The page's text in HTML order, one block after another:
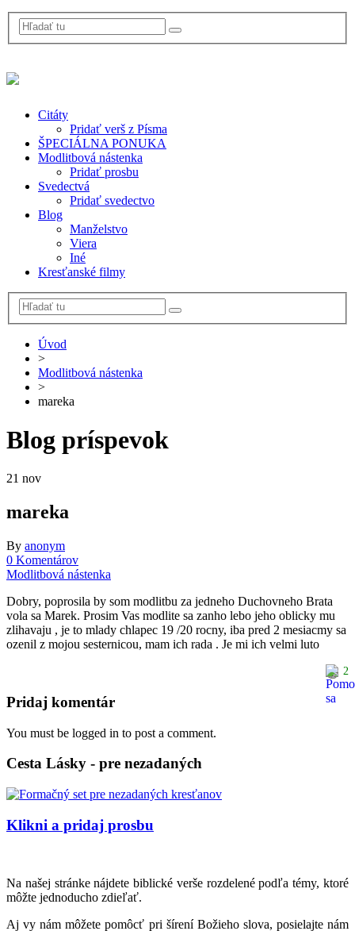
Citáty
Pridať verš z Písma
ŠPECIÁLNA PONUKA
Modlitbová nástenka
Pridať prosbu
Svedectvá
Pridať svedectvo
Blog
Manželstvo
Viera
Iné
Kresťanské filmy
Úvod
>
Modlitbová nástenka
>
mareka
Blog príspevok
21 nov
mareka
By anonym
0 Komentárov
Modlitbová nástenka
Dobry, poprosila by som modlitbu za jedneho Duchovneho Brata
vola sa Marek. Prosim Vas modlite sa zanho lebo jeho oblicky mu
zlihavaju , je to mlady chlapec 19 /20 rocny, iba pred 2 mesiacmy sa
ozenil z mojou sesternicou, mam ich rada . Je mi ich velmi luto
2
Pridaj komentár
You must be logged in to post a comment.
Cesta Lásky - pre nezadaných
Klikni a pridaj prosbu
Na našej stránke nájdete biblické verše rozdelené podľa témy, ktoré
môžte jednoducho zdieľať.
Aj vy nám môžete pomôcť pri šírení Božieho slova, posielajte nám